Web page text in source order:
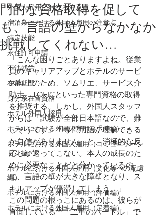
外国人雇用における注意点
宿泊業における外国人雇用の注意点
特定技能
永住許可申請
不法就労
在留期間
身分系在留資格
ホテル外国人採用
ホテルにおける外国人雇用（手続編）
ホテルにおける外国人雇用（コミュニケーシ
ョン編）
ホテルにおける外国人雇用（文化等への配慮
編）
ホテルにおける外国人雇用（評価編）
ホテルにおける外国人雇用（定着編）
門的な資格取得を促して
も、言語の壁からなかなか
挑戦してくれない…
「こんな困りごとありますよね。従業
員のキャリアアップとホテルのサービ
ス向上のため、ソムリエ、サービス介
助士、TOEICといった専門資格の取得
を推奨する。しかし、外国人スタッフ
からは『試験が全部日本語なので、難
しそうです』『専門用語が理解できる
か自信がありません』と、消極的な反
応しか返ってこない。本人の成長のた
めに必要なことだと分かっているの
に、言語の壁が大きな障壁となり、ス
キルアップが停滞してしまう。」
この問題の根っこにあるのは、彼らが
直面している**「二重のハードル」 で